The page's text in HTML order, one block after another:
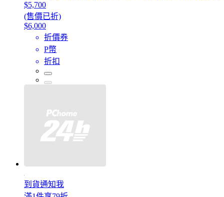
$5,700
(售價已折)
$6,000
折價券
P幣
折扣
到貨通知我